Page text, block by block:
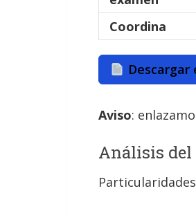
Coordina
Descargar
Aviso:
Análisis del